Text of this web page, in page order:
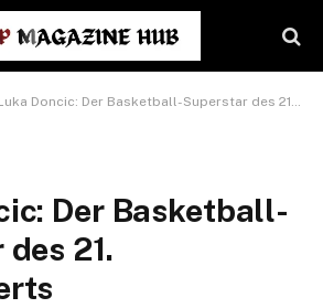
Doncic: Der Basketball-Superstar des 21. Jahrhunderts
Der Basketball-
21.